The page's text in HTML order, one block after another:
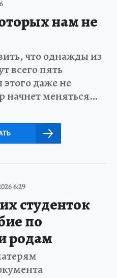
нам не
что однажды из
всего пять
даже не
начнет меняться…
6:29
студенток
по
родам